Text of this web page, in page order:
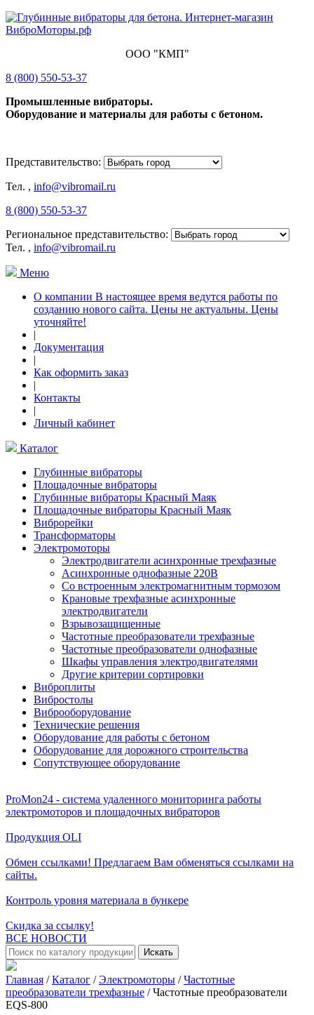
ООО "КМП"
8 (800) 550-53-37
Промышленные вибраторы.
Оборудование и материалы для работы с бетоном.
Представительство:
Тел. , info@vibromail.ru
8 (800) 550-53-37
Региональное представительство:
Тел. , info@vibromail.ru
Меню
О компании В настоящее время ведутся работы по
созданию нового сайта. Цены не актуальны. Цены
уточняйте!
|
Документация
|
Как оформить заказ
|
Контакты
|
Личный кабинет
Каталог
Глубинные вибраторы
Площадочные вибраторы
Глубинные вибраторы Красный Маяк
Площадочные вибраторы Красный Маяк
Виброрейки
Трансформаторы
Электромоторы
Электродвигатели асинхронные трехфазные
Асинхронные однофазные 220В
Cо встроенным электромагнитным тормозом
Крановые трехфазные асинхронные
электродвигатели
Взрывозащищенные
Частотные преобразователи трехфазные
Частотные преобразователи однофазные
Шкафы управления электродвигателями
Другие критерии сортировки
Виброплиты
Вибростолы
Виброоборудование
Технические решения
Оборудование для работы с бетоном
Оборудование для дорожного строительства
Сопутствующее оборудование
ProMon24 - система удаленного мониторинга работы
электромоторов и площадочных вибраторов
Продукция OLI
Обмен ссылками! Предлагаем Вам обменяться ссылками на
сайты.
Контроль уровня материала в бункере
Скидка за ссылку!
ВСЕ НОВОСТИ
Искать
Главная / Каталог / Электромоторы / Частотные
преобразователи трехфазные / Частотные преобразователи
EQS-800